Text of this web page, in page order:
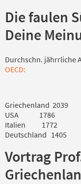
Die faulen
Deine
Durchschn. jährrliche
OECD:
Griechenland 2039
USA 1786
Italien 1772
Deutschland 1405
Vortrag